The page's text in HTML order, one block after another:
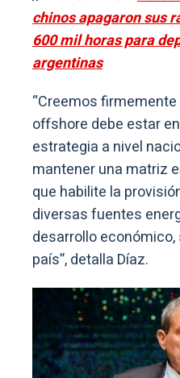
chinos apagaron sus
600 mil horas para
argentinas
“Creemos
offshore debe estar
estrategia a nivel
mantener una matriz
que habilite la
diversas fuentes
desarrollo
país”, detalla Díaz.